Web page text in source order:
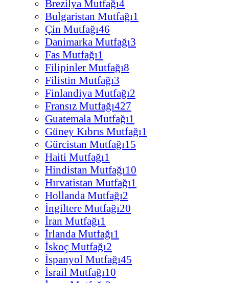
Brezilya Mutfağı4
Bulgaristan Mutfağı1
Çin Mutfağı46
Danimarka Mutfağı3
Fas Mutfağı1
Filipinler Mutfağı8
Filistin Mutfağı3
Finlandiya Mutfağı2
Fransız Mutfağı427
Guatemala Mutfağı1
Güney Kıbrıs Mutfağı1
Gürcistan Mutfağı15
Haiti Mutfağı1
Hindistan Mutfağı10
Hırvatistan Mutfağı1
Hollanda Mutfağı2
İngiltere Mutfağı20
İran Mutfağı1
İrlanda Mutfağı1
İskoç Mutfağı2
İspanyol Mutfağı45
İsrail Mutfağı10